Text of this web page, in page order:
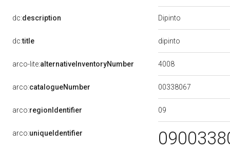
dc:description Dipinto
dc:title dipinto
arco-lite:alternativeInventoryNumber 4008
arco:catalogueNumber 00338067
arco:regionIdentifier 09
arco:uniqueIdentifier